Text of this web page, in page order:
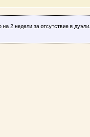
2 недели за отсутствие в дуэли.